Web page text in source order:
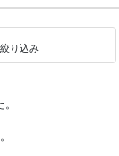
絞り込み